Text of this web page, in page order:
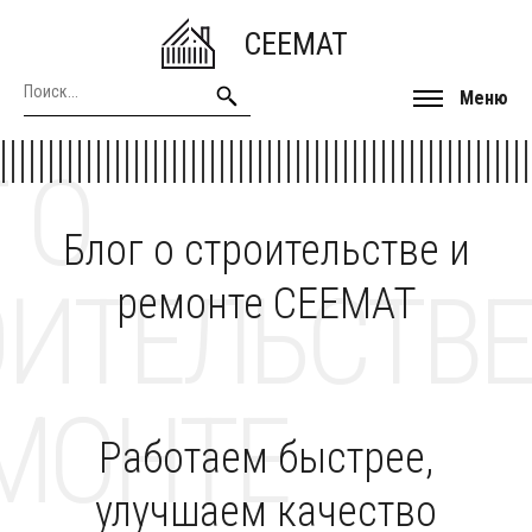
CEEMAT
Меню
Блог о строительстве и
ремонте CEEMAT
О
Работаем быстрее,
улучшаем качество